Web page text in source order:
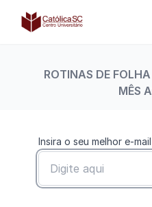
Católica SC | Experts
ROTINAS DE
MÊS
Insira o seu melhor e-mail